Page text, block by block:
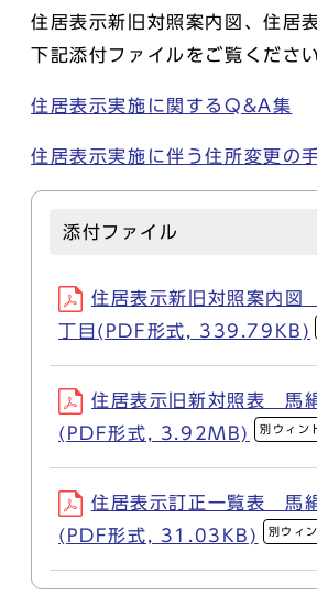
住居表示新旧対照案内図、住居
下記添付ファイルをご覧ください
住居表示実施に関するQ&A集
住居表示実施に伴う住所変更の
添付ファイル
住居表示新旧対照案内
丁目(PDF形式, 339.79KB)
住居表示旧新対照表 馬
(PDF形式, 3.92MB)
別ウィン
住居表示訂正一覧表 馬
(PDF形式, 31.03KB)
別ウィ